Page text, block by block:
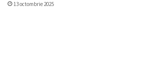
13 octombrie 2025